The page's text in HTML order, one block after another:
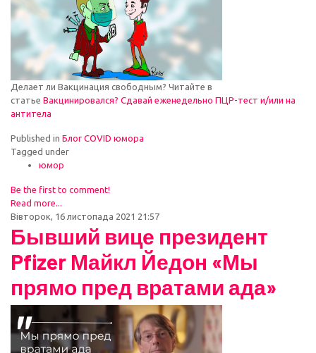
Делает ли Вакцинация свободным? Читайте в
статье Вакцинировался? Сдавай еженедельно ПЦР-тест и/или на
антитела
Published in Блог COVID юмора
Tagged under
юмор
Be the first to comment!
Read more...
Вівторок, 16 листопада 2021 21:57
Бывший вице президент
Pfizer Майкл Йедон «Мы
прямо пред вратами ада»